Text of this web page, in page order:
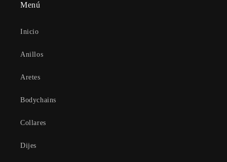
Menú
Inicio
Anillos
Aretes
Bodychains
Collares
Dijes